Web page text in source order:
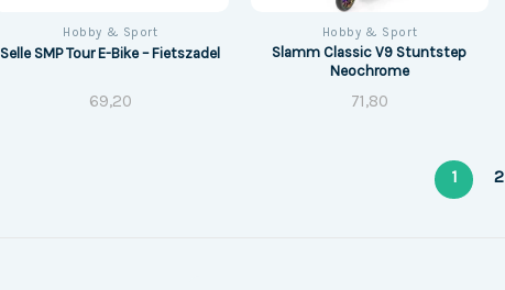
Hobby & Sport
Selle SMP Tour E-Bike – Fietszadel
69,20
Hobby & Sport
Slamm Classic V9 Stuntstep
Neochrome
71,80
1 2